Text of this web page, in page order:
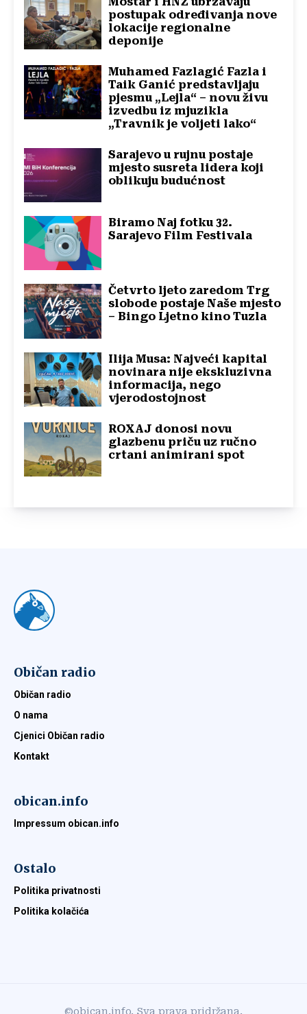
postupak određivanja nove
lokacije regionalne
deponije
Muhamed Fazlagić Fazla i
Taik Ganić predstavljaju
pjesmu „Lejla“ – novu živu
izvedbu iz mjuzikla
„Travnik je voljeti lako“
Sarajevo u rujnu postaje
mjesto susreta lidera koji
oblikuju budućnost
Biramo Naj fotku 32.
Sarajevo Film Festivala
Četvrto ljeto zaredom Trg
slobode postaje Naše mjesto
– Bingo Ljetno kino Tuzla
Ilija Musa: Najveći kapital
novinara nije ekskluzivna
informacija, nego
vjerodostojnost
ROXAJ donosi novu
glazbenu priču uz ručno
crtani animirani spot
Običan radio
Običan radio
O nama
Cjenici Običan radio
Kontakt
obican.info
Impressum obican.info
Ostalo
Politika privatnosti
Politika kolačića
©obican.info. Sva prava pridržana.